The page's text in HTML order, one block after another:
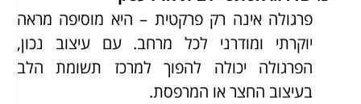
פרגולה אינה רק פרקטית – היא מוסיפה מראה
יוקרתי ומודרני לכל מרחב. עם עיצוב נכון,
הפרגולה יכולה להפוך למרכז תשומת הלב
בעיצוב החצר או המרפסת.